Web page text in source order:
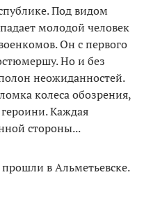
Под видом
молодой человек
Он с первого
Но и без
неожиданностей.
колеса обозрения,
Каждая
стороны...
в Альметьевске.